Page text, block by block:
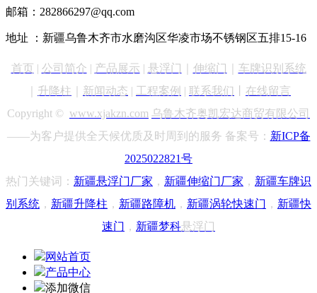
邮箱：282866297@qq.com
地址 ：新疆乌鲁木齐市水磨沟区华凌市场不锈钢区五排15-16
首页 | 公司简介 | 产品展示 | 悬浮门 伸缩门 车牌识别 系统
升降柱 新闻动态 | 工程案例 | 联系我们
在线留言
Copyright © www.xjakzn.com 乌鲁木齐奥凯宏达商贸有限公司
——为客户提供全天候优质及时周到的服务 备案号： 新ICP备
2025022821号
热门关键词： 新疆悬浮门厂家 ， 新疆伸缩门厂家 ， 新疆车牌识
别 系统 ， 新疆升降柱 ， 新疆路障机 ， 新疆涡轮快速门 ， 新疆快
速门 ， 新疆梦科悬浮门
网站首页
产品中心
添加微信